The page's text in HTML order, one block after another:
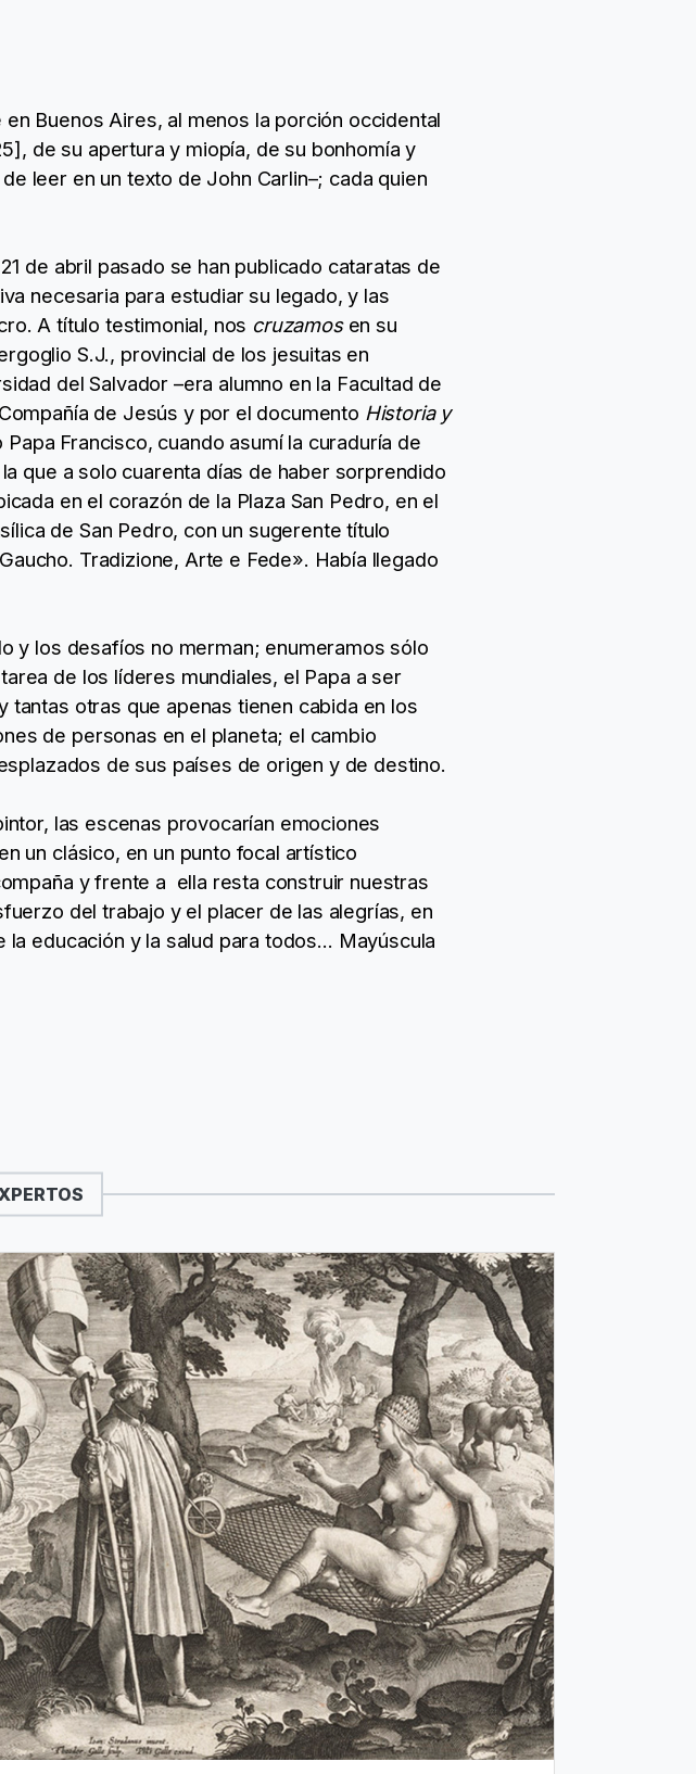
Buenos Aires, al menos la porción occidental
de su apertura y miopía, de su bonhomía y
leer en un texto de John Carlin–; cada quien
de abril pasado se han publicado cataratas de
necesaria para estudiar su legado, y las
A título testimonial, nos cruzamos en su
S.J., provincial de los jesuitas en
del Salvador –era alumno en la Facultad de
de Jesús y por el documento Historia y
Francisco, cuando asumí la curaduría de
que a solo cuarenta días de haber sorprendido
en el corazón de la Plaza San Pedro, en el
de San Pedro, con un sugerente título
Tradizione, Arte e Fede». Había llegado
y los desafíos no merman; enumeramos sólo
de los líderes mundiales, el Papa a ser
tantas otras que apenas tienen cabida en los
de personas en el planeta; el cambio
de sus países de origen y de destino.
las escenas provocarían emociones
un clásico, en un punto focal artístico
y frente a ella resta construir nuestras
del trabajo y el placer de las alegrías, en
la educación y la salud para todos… Mayúscula